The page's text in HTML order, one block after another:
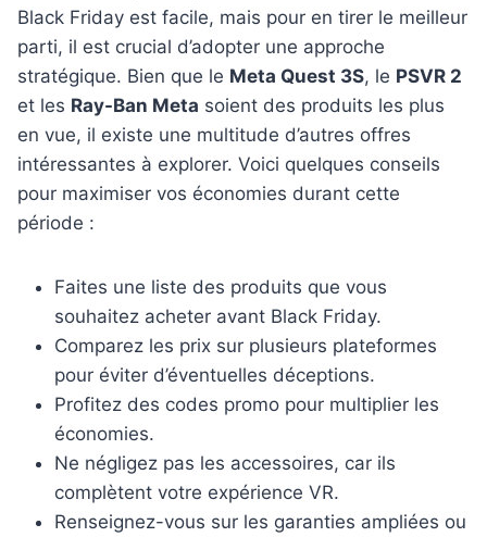
Black Friday est facile, mais pour en tirer le meilleur
parti, il est crucial d’adopter une approche
stratégique. Bien que le Meta Quest 3S, le PSVR 2
et les Ray-Ban Meta soient des produits les plus
en vue, il existe une multitude d’autres offres
intéressantes à explorer. Voici quelques conseils
pour maximiser vos économies durant cette
période :
Faites une liste des produits que vous
souhaitez acheter avant Black Friday.
Comparez les prix sur plusieurs plateformes
pour éviter d’éventuelles déceptions.
Profitez des codes promo pour multiplier les
économies.
Ne négligez pas les accessoires, car ils
complètent votre expérience VR.
Renseignez-vous sur les garanties ampliées ou